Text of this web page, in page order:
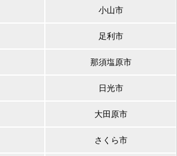
小山市
足利市
那須塩原市
日光市
大田原市
さくら市